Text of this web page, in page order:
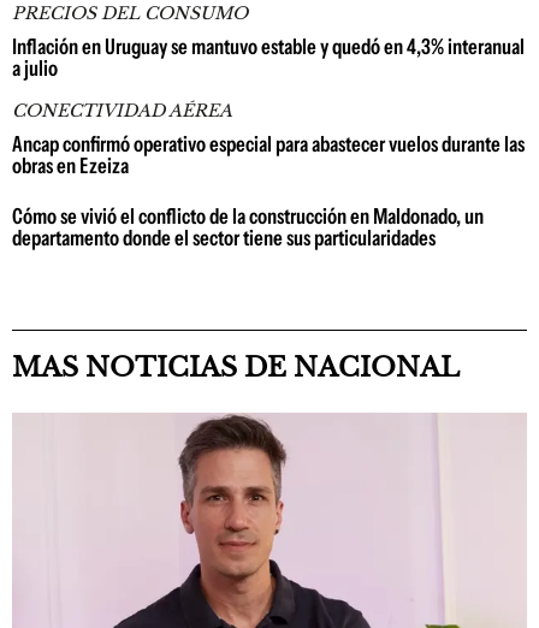
PRECIOS DEL CONSUMO
Inflación en Uruguay se mantuvo estable y quedó en 4,3% interanual
a julio
CONECTIVIDAD AÉREA
Ancap confirmó operativo especial para abastecer vuelos durante las
obras en Ezeiza
Cómo se vivió el conflicto de la construcción en Maldonado, un
departamento donde el sector tiene sus particularidades
MAS NOTICIAS DE NACIONAL